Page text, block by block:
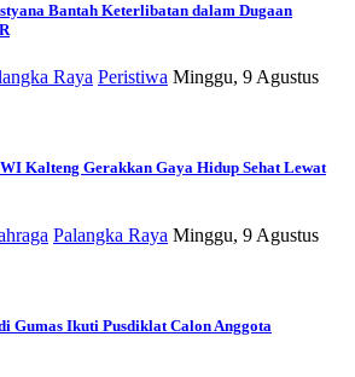
Bantah Keterlibatan dalam Dugaan
Raya Peristiwa Minggu, 9 Agustus
Kalteng Gerakkan Gaya Hidup Sehat Lewat
Palangka Raya Minggu, 9 Agustus
Gumas Ikuti Pusdiklat Calon Anggota